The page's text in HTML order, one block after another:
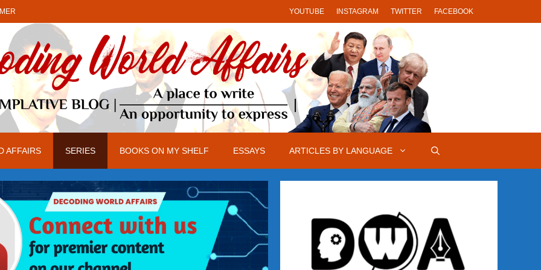
YOUTUBE INSTAGRAM TWITTER FACEBOOK
AFFAIRS SERIES BOOKS ON MY SHELF ESSAYS ARTICLES BY LANGUAGE